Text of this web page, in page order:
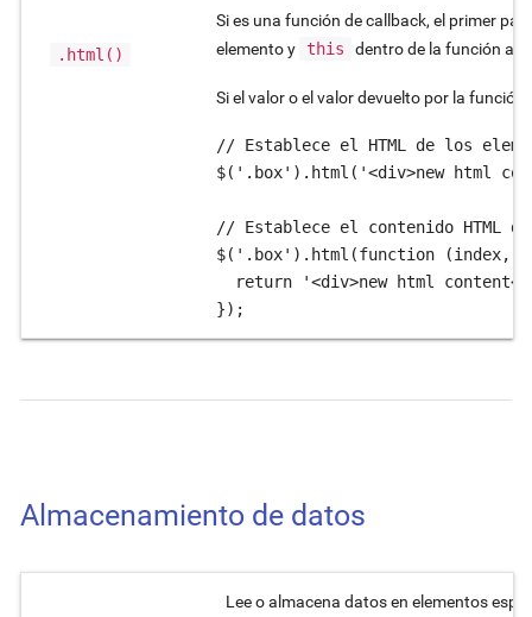
.html()
Si es una función de callback, el primer
elemento y this dentro de la función
Si el valor o el valor devuelto por la función
// Establece el HTML de los
$('.box').html('<div>new html
// Establece el contenido HTML
$('.box').html(function (index,
return '<div>new html
});
Almacenamiento de datos
Lee o almacena datos en elementos